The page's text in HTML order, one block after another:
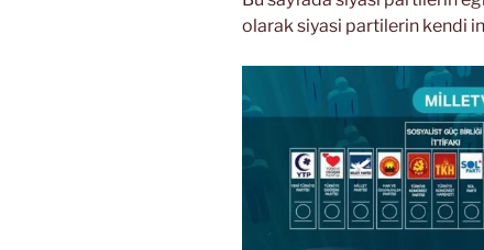
olarak siyasi partilerin kendi